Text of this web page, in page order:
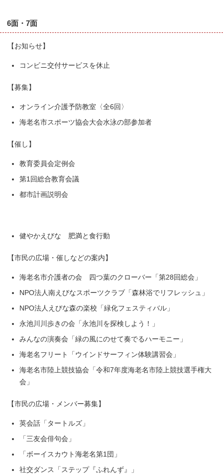
6面・7面
【お知らせ】
コンビニ交付サービスを休止
【募集】
オンライン介護予防教室〈全6回〉
海老名市スポーツ協会大会水泳の部参加者
【催し】
教育委員会定例会
第1回総合教育会議
都市計画説明会
健やかえびな 肥満と食行動
【市民の広場・催しなどの案内】
海老名市介護者の会 四つ葉のクローバー「第28回総会」
NPO法人南えびなスポーツクラブ「森林浴でリフレッシュ」
NPO法人えびな森の楽校「緑化フェスティバル」
永池川川歩きの会「永池川を探検しよう！」
みんなの演奏会「緑の風にのせて奏でるハーモニー」
海老名フリート「ウインドサーフィン体験講習会」
海老名市陸上競技協会「令和7年度海老名市陸上競技選手権大
会」
【市民の広場・メンバー募集】
英会話「タートルズ」
「三友会俳句会」
「ボーイスカウト海老名第1団」
社交ダンス「ステップ『ふれんず』」